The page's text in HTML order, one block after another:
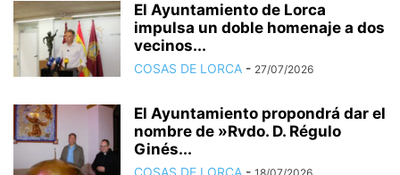
El Ayuntamiento de Lorca
impulsa un doble homenaje a dos
vecinos...
COSAS DE LORCA - 27/07/2026
El Ayuntamiento propondrá dar el
nombre de »Rvdo. D. Régulo
Ginés...
COSAS DE LORCA -